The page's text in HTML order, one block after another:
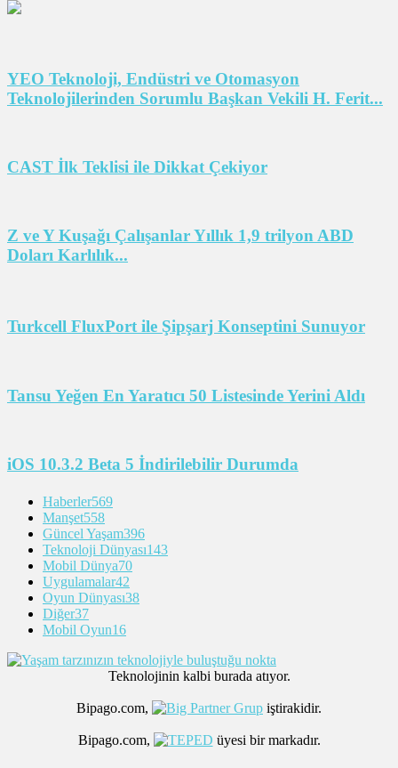
YEO Teknoloji, Endüstri ve Otomasyon
Teknolojilerinden Sorumlu Başkan Vekili H. Ferit...
CAST İlk Teklisi ile Dikkat Çekiyor
Z ve Y Kuşağı Çalışanlar Yıllık 1,9 trilyon ABD
Doları Karlılık...
Turkcell FluxPort ile Şipşarj Konseptini Sunuyor
Tansu Yeğen En Yaratıcı 50 Listesinde Yerini Aldı
iOS 10.3.2 Beta 5 İndirilebilir Durumda
Haberler569
Manşet558
Güncel Yaşam396
Teknoloji Dünyası143
Mobil Dünya70
Uygulamalar42
Oyun Dünyası38
Diğer37
Mobil Oyun16
Teknolojinin kalbi burada atıyor.
Bipago.com, iştirakidir.
Bipago.com, üyesi bir markadır.